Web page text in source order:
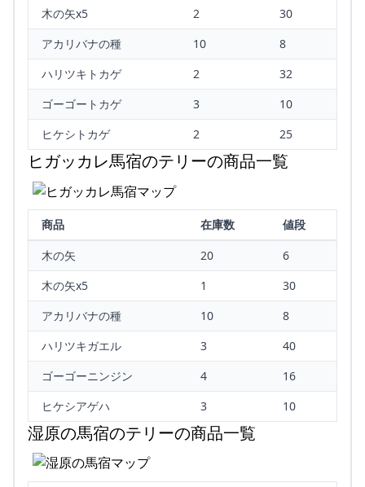
木の矢x5 2
30
アカリバナの種
10
8
ハリツキトカゲ
2
32
ゴーゴートカゲ
3
10
ヒケシトカゲ
2 25
ヒガッカレ馬宿のテリーの商品一覧
商品 在庫数
値段
木の矢
20
6
木の矢x5
1
30
アカリバナの種
10
8
ハリツキガエル
3
40
ゴーゴーニンジン
4
16
ヒケシアゲハ
3 10
湿原の馬宿のテリーの商品一覧